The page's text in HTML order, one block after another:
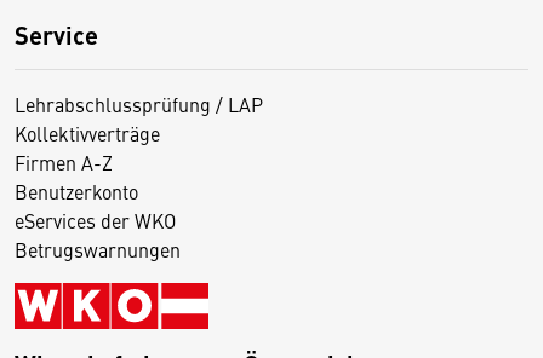
Service
Lehrabschlussprüfung / LAP
Kollektivverträge
Firmen A-Z
Benutzerkonto
eServices der WKO
Betrugswarnungen